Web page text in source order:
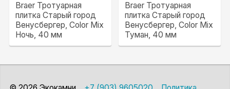
Braer Тротуарная
плитка Старый город
Венусбергер, Color Mix
Ночь, 40 мм
Braer Тротуарная
плитка Старый город
Венусбергер, Color Mix
Туман, 40 мм